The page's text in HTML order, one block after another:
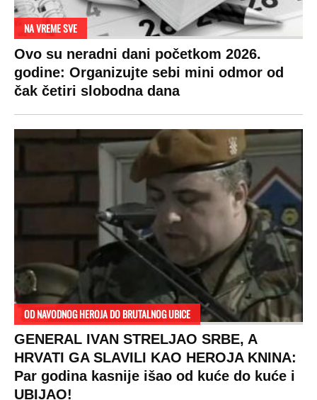
RAJ!
Žene u Srbiji su poludele za njima,
ogledaju se, bacaju pare: Ovde bunde
koštaju 100 evra, a neke i 2.000 dinara!